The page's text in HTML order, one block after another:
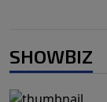
SHOWBIZ